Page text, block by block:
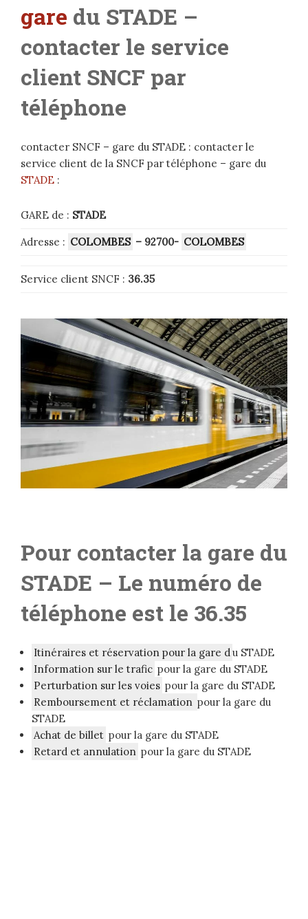
gare du STADE –
contacter le service
client SNCF par
téléphone
contacter SNCF – gare du STADE : contacter le
service client de la SNCF par téléphone – gare du
STADE :
GARE de : STADE
Adresse : COLOMBES – 92700- COLOMBES
Service client SNCF : 36.35
Pour contacter la gare du
STADE – Le numéro de
téléphone est le 36.35
Itinéraires et réservation pour la gare d u STADE
Information sur le trafic pour la gare du STADE
Perturbation sur les voies pour la gare du STADE
Remboursement et réclamation pour la gare du
STADE
Achat de billet pour la gare du STADE
Retard et annulation pour la gare du STADE